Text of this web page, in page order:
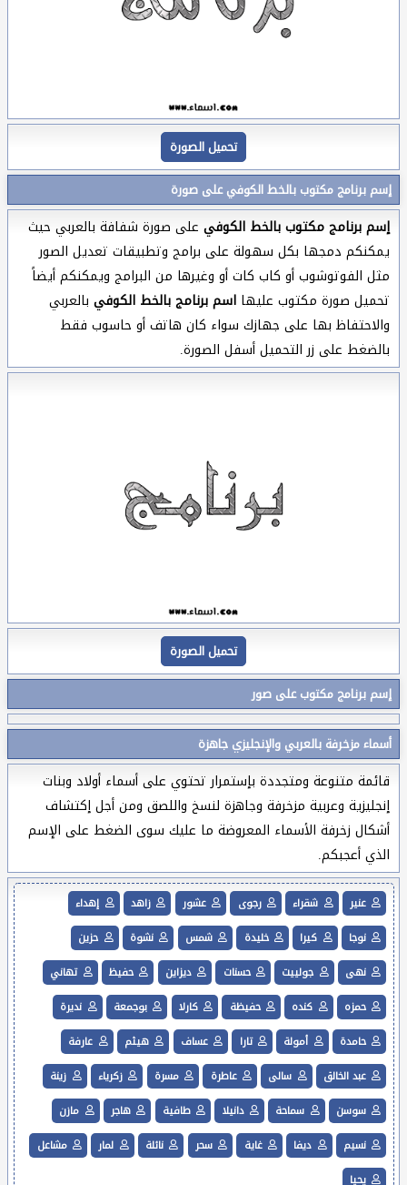
تحميل الصورة
إسم برنامج مكتوب بالخط الكوفي على صورة
إسم برنامج مكتوب بالخط الكوفي على صورة شفافة بالعربي حيث
يمكنكم دمجها بكل سهولة على برامج وتطبيقات تعديل الصور
مثل الفوتوشوب أو كاب كات أو وغيرها من البرامج ويمكنكم أيضاً
تحميل صورة مكتوب عليها اسم برنامج بالخط الكوفي بالعربي
والاحتفاظ بها على جهازك سواء كان هاتف أو حاسوب فقط
بالضغط على زر التحميل أسفل الصورة.
تحميل الصورة
إسم برنامج مكتوب على صور
أسماء مزخرفة بالعربي والإنجليزي جاهزة
قائمة متنوعة ومتجددة بإستمرار تحتوي على أسماء أولاد وبنات
إنجليزية وعربية مزخرفة وجاهزة لنسخ واللصق ومن أجل إكتشاف
أشكال زخرفة الأسماء المعروضة ما عليك سوى الضغط على الإسم
الذي أعجبكم.
عنير شقراء رجوى عشور زاهد
إهداء
نوجا
كيرا خليدة شمس نشوة
حزين
نهى
جولييت حسنات ديزاين حفيظ
تهاني
حمزه
كنده حفيظة كارلا بوجمعة
نديرة
حامدة
أمولة تارا عساف هيثم
عارفة
عبد الخالق
سالى عاطرة مسرة زكرياء
زينة
سوسن
سماحة دانيلا طافية هاجر
مازن
نسيم
ديفا غاية سحر نائلة لمار
مشاعل
يحيا